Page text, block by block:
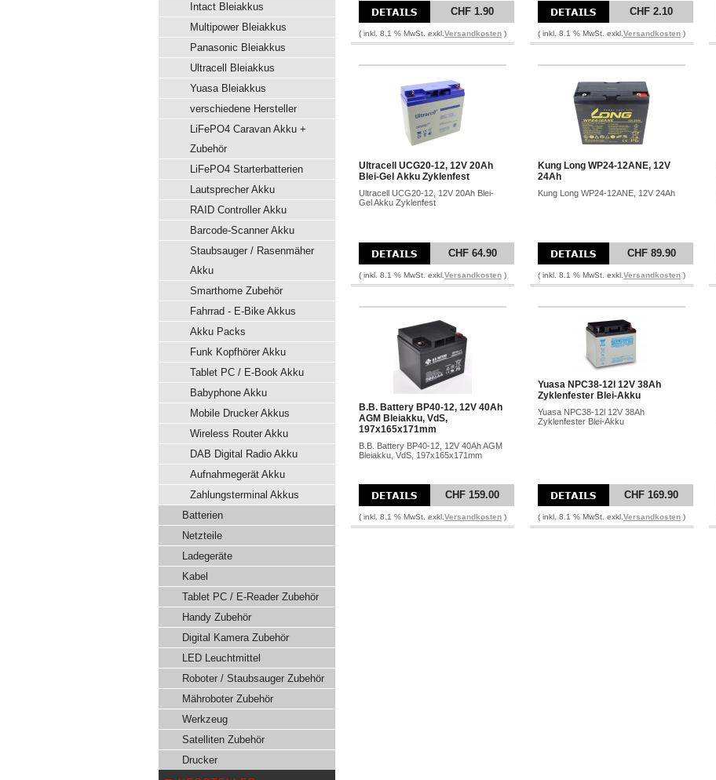
Intact Bleiakkus
Multipower Bleiakkus
Panasonic Bleiakkus
Ultracell Bleiakkus
Yuasa Bleiakkus
verschiedene Hersteller
LiFePO4 Caravan Akku +
Zubehör
LiFePO4 Starterbatterien
Lautsprecher Akku
RAID Controller Akku
Barcode-Scanner Akku
Staubsauger / Rasenmäher
Akku
Smarthome Zubehör
Fahrrad - E-Bike Akkus
Akku Packs
Funk Kopfhörer Akku
Tablet PC / E-Book Akku
Babyphone Akku
Mobile Drucker Akkus
Wireless Router Akku
DAB Digital Radio Akku
Aufnahmegerät Akku
Zahlungsterminal Akkus
Batterien
Netzteile
Ladegeräte
Kabel
Tablet PC / E-Reader Zubehör
Handy Zubehör
Digital Kamera Zubehör
LED Leuchtmittel
Roboter / Staubsauger Zubehör
Mähroboter Zubehör
Werkzeug
Satelliten Zubehör
Drucker
CHF 1.90
( inkl. 8.1 % MwSt. exkl. Versandkosten )
CHF 2.10
( inkl. 8.1 % MwSt. exkl. Versandkosten )
Ultracell UCG20-12, 12V 20Ah
Blei-Gel Akku Zyklenfest
Ultracell UCG20-12, 12V 20Ah Blei-
Gel Akku Zyklenfest
CHF 64.90
( inkl. 8.1 % MwSt. exkl. Versandkosten )
Kung Long WP24-12ANE, 12V
24Ah
Kung Long WP24-12ANE, 12V 24Ah
CHF 89.90
( inkl. 8.1 % MwSt. exkl. Versandkosten )
B.B. Battery BP40-12, 12V 40Ah
AGM Bleiakku, VdS,
197x165x171mm
B.B. Battery BP40-12, 12V 40Ah AGM
Bleiakku, VdS, 197x165x171mm
CHF 159.00
( inkl. 8.1 % MwSt. exkl. Versandkosten )
Yuasa NPC38-12l 12V 38Ah
Zyklenfester Blei-Akku
Yuasa NPC38-12l 12V 38Ah
Zyklenfester Blei-Akku
CHF 169.90
( inkl. 8.1 % MwSt. exkl. Versandkosten )